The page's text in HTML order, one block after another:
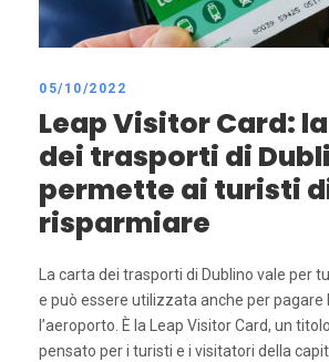
05/10/2022
Leap Visitor Card:
dei trasporti di
permette ai turisti
risparmiare
La carta dei trasporti di Dublino vale per
e può essere utilizzata anche per pagare
l’aeroporto. È la Leap Visitor Card, un
pensato per i turisti e i visitatori della